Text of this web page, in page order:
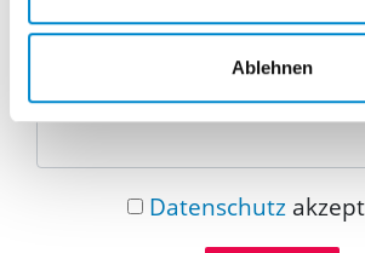
Ablehnen
Datenschutz